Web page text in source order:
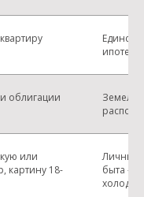
облигации
или
картину 18-
Личные
быта -